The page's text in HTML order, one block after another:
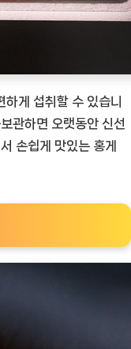
게 섭취할 수 있습니
관하면 오랫동안 신선
손쉽게 맛있는 홍게